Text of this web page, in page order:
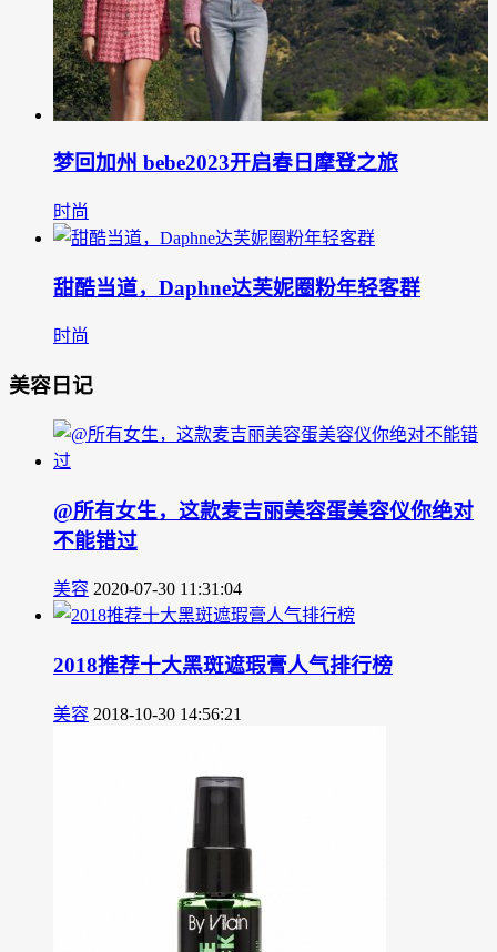
梦回加州 bebe2023开启春日摩登之旅
时尚
甜酷当道，Daphne达芙妮圈粉年轻客群
时尚
美容日记
@所有女生，这款麦吉丽美容蛋美容仪你绝对
不能错过
美容 2020-07-30 11:31:04
2018推荐十大黑斑遮瑕膏人气排行榜
美容 2018-10-30 14:56:21